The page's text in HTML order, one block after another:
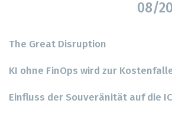
08/
The Great Disruption
KI ohne FinOps wird zur
Einfluss der Souveränität auf die